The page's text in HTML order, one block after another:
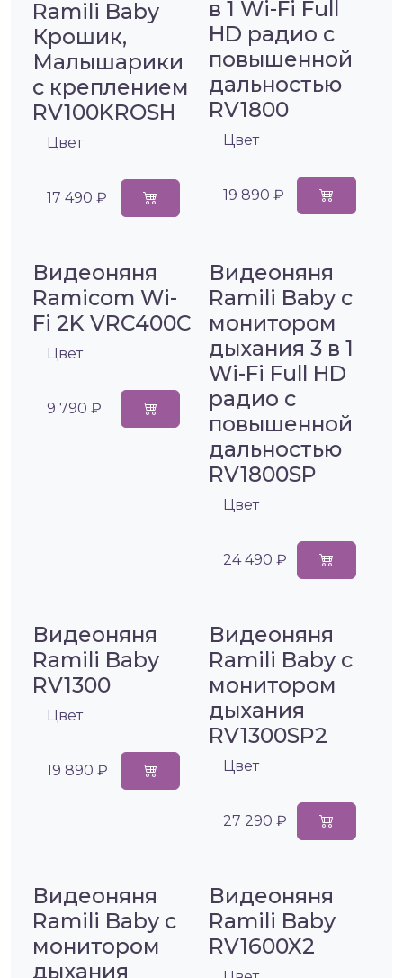
Ramili Baby
Крошик,
Малышарики
с креплением
RV100KROSH
Цвет
17 490 ₽
в 1 Wi-Fi Full
HD радио с
повышенной
дальностью
RV1800
Цвет
19 890 ₽
Видеоняня
Ramicom Wi-
Fi 2K VRC400C
Цвет
9 790 ₽
Видеоняня
Ramili Baby с
монитором
дыхания 3 в 1
Wi-Fi Full HD
радио с
повышенной
дальностью
RV1800SP
Цвет
24 490 ₽
Видеоняня
Ramili Baby
RV1300
Цвет
19 890 ₽
Видеоняня
Ramili Baby с
монитором
дыхания
RV1300SP2
Цвет
27 290 ₽
Видеоняня
Ramili Baby с
монитором
дыхания
Видеоняня
Ramili Baby
RV1600X2